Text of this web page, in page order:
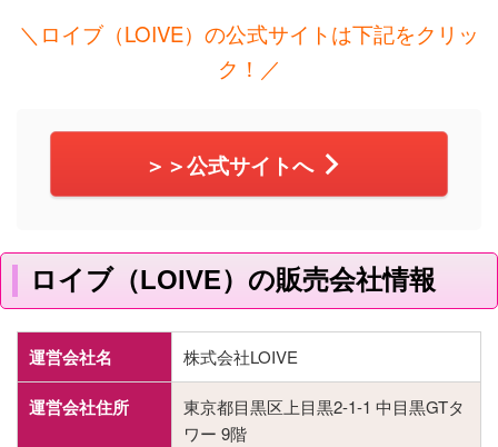
＼ロイブ（LOIVE）の公式サイトは下記をクリッ
ク！／
＞＞公式サイトへ
ロイブ（LOIVE）の販売会社情報
運営会社名 株式会社LOIVE
運営会社住所
東京都目黒区上目黒2-1-1 中目黒GTタ
ワー 9階